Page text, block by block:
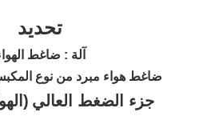
تحديد
آلة : ضاغط
ضاغط هواء مبرد من نوع
جزء الضغط العالي